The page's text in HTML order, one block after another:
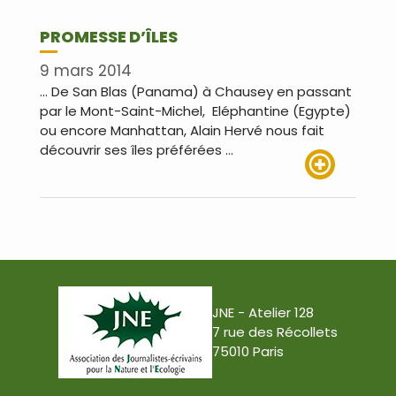
PROMESSE D’ÎLES
9 mars 2014
… De San Blas (Panama) à Chausey en passant
par le Mont-Saint-Michel, Eléphantine (Egypte)
ou encore Manhattan, Alain Hervé nous fait
découvrir ses îles préférées …
JNE - Atelier 128
7 rue des Récollets
75010 Paris